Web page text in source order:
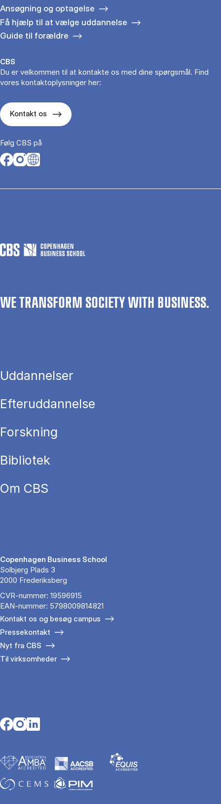
Ansøgning og optagelse
Få hjælp til at vælge uddannelse
Guide til forældre
CBS
Du er velkommen til at kontakte os med dine spørgsmål. Find
vores kontaktoplysninger her:
Kontakt os
Følg CBS på
Opens in a new tab
Opens in a new tab
Opens in a new tab
WE TRANSFORM SOCIETY WITH BUSINESS.
Uddannelser
Efteruddannelse
Forskning
Bibliotek
Om CBS
Copenhagen Business School
Solbjerg Plads 3
2000 Frederiksberg
CVR-nummer: 19596915
EAN-nummer: 5798009814821
Kontakt os og besøg campus
Pressekontakt
Nyt fra CBS
Til virksomheder
Opens in a new tab
Opens in a new tab
Opens in a new tab